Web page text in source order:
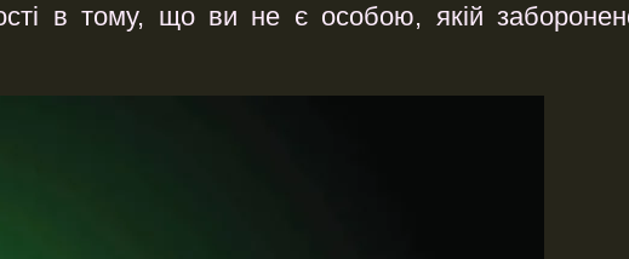
в тому, що ви не є особою, якій